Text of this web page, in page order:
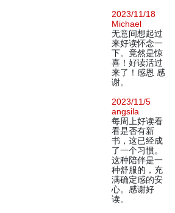
2023/11/18
Michael
无意间想起过
来好读怀念一
下。竟然是惊
喜！好读活过
来了！感恩 感
谢。
2023/11/5
angsila
每周上好读看
看是否有新
书，这已经成
了一个习惯。
这种陪伴是一
种舒服的，充
满确定感的安
心。感谢好
读。